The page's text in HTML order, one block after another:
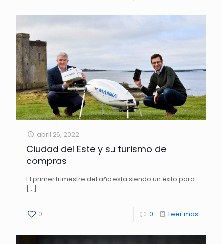
abril 26, 2022
Ciudad del Este y su turismo de
compras
El primer trimestre del año esta siendo un éxito para
[…]
0 0 Leèr mas